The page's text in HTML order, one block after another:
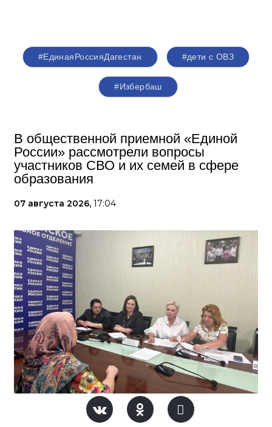
#ЕдинаяРоссияДагестан #дети с ОВЗ
#Избербаш
В общественной приемной «Единой
России» рассмотрели вопросы
участников СВО и их семей в сфере
образования
07 августа 2026, 17:04